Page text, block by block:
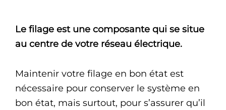
Le filage est une composante qui se situe
au centre de votre réseau électrique.
Maintenir votre filage en bon état est
nécessaire pour conserver le système en
bon état, mais surtout, pour s’assurer qu’il